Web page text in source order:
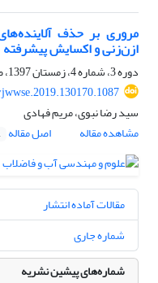
مروری بر حذف
ازن‌زنی و اکسایش پیشرفته
دوره 3، شماره 4، زمستان 1397، صفحه
سید رضا نبوی، مریم فهادی
مشاهده مقاله
اصل مقاله
مقالات آماده انتشار
شماره جاری
شماره‌های پیشین نشریه